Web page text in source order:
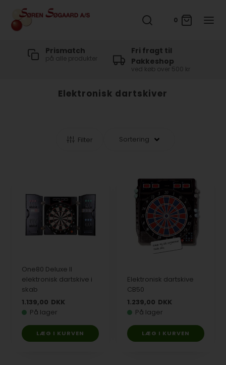
0
Prismatch
på alle produkter
Fri fragt til
Pakkeshop
ved køb over 500 kr
Elektronisk dartskiver
Filter
One80 Deluxe II
elektronisk dartskive i
skab
1.139,00 DKK
På lager
Elektronisk dartskive
CB50
1.239,00 DKK
På lager